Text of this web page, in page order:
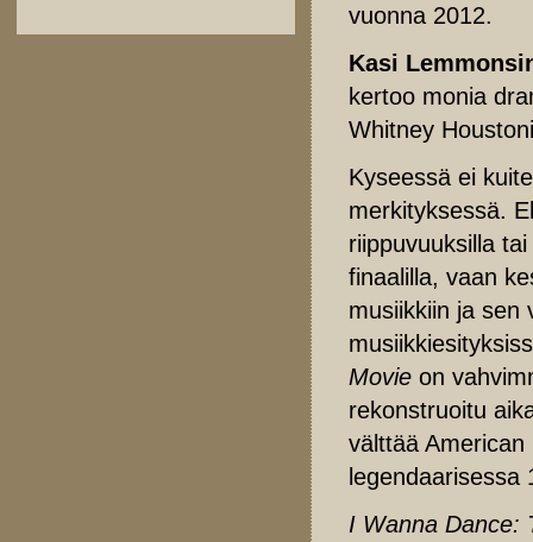
vuonna 2012.
Kasi
kertoo monia
Whitney
Kyseessä ei
merkityksessä.
riippuvuuksilla
finaalilla, vaan
musiikkiin ja sen
Movie on
rekonstruoitu
välttää
legendaarisessa
I Wanna Dance: